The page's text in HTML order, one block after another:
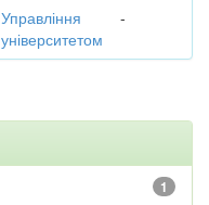
Управління
університетом
-
1